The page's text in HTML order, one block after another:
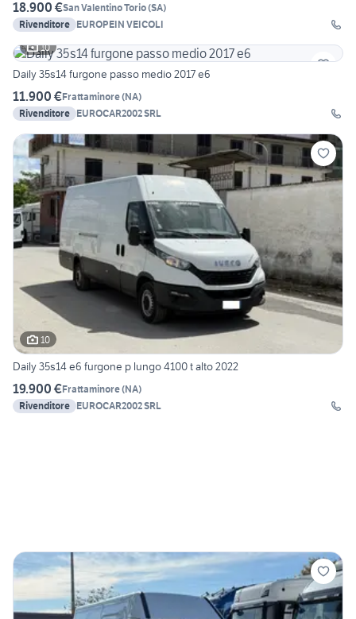
18.900 €San Valentino Torio(SA)
Rivenditore EUROPEIN VEICOLI
10
Daily 35s14 furgone passo medio 2017 e6
11.900 €Frattaminore(NA)
Rivenditore EUROCAR2002 SRL
10
Daily 35s14 e6 furgone p lungo 4100 t alto 2022
19.900 €Frattaminore(NA)
Rivenditore EUROCAR2002 SRL